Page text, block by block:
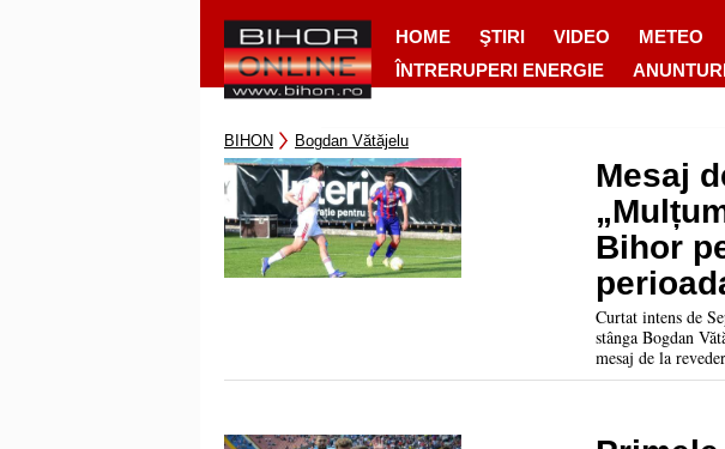
HOME ŞTIRI VIDEO METEO
ÎNTRERUPERI ENERGIE
BIHON Bogdan Vătăjelu
Mesaj
Bihor
foarte
Curtat intens de
stânga Bogdan
mesaj de la